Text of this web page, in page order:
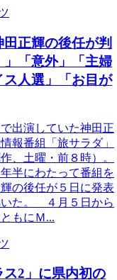
田正輝の後任が判
」「意外」「主婦
ス人選」「お目が
出演していた神田正
報番組「旅サラダ」
、土曜・前８時）。
半にわたって番組を
の後任が５日に発表
いた。 ４月５日から
もにＭ...
ス2」に県内初の